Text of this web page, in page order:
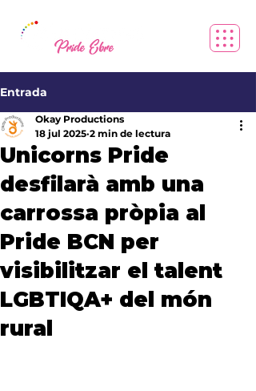
Entrada
Unicorns Pride
desfilarà amb una
carrossa pròpia al
Pride BCN per
visibilitzar el talent
LGBTIQA+ del món
rural
Okay Productions
18 jul 2025 2 min de lectura